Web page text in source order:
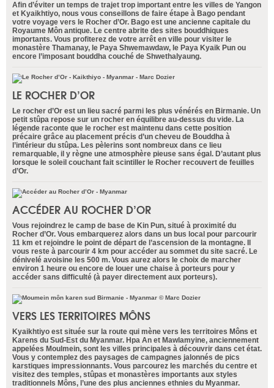
Afin d’éviter un temps de trajet trop important entre les villes de Yangon
et Kyaikhtiyo, nous vous conseillons de faire étape à Bago pendant
votre voyage vers le Rocher d’Or. Bago est une ancienne capitale du
Royaume Môn antique. Le centre abrite des sites bouddhiques
importants. Vous profiterez de votre arrêt en ville pour visiter le
monastère Thamanay, le Paya Shwemawdaw, le Paya Kyaik Pun ou
encore l’imposant bouddha couché de Shwethalyaung.
LE ROCHER D’OR
Le rocher d’Or est un lieu sacré parmi les plus vénérés en Birmanie. Un
petit stûpa repose sur un rocher en équilibre au-dessus du vide. La
légende raconte que le rocher est maintenu dans cette position
précaire grâce au placement précis d’un cheveu de Bouddha à
l’intérieur du stûpa. Les pèlerins sont nombreux dans ce lieu
remarquable, il y règne une atmosphère pieuse sans égal. D’autant plus
lorsque le soleil couchant fait scintiller le Rocher recouvert de feuilles
d’Or.
ACCÉDER AU ROCHER D’OR
Vous rejoindrez le camp de base de Kin Pun, situé à proximité du
Rocher d’Or. Vous embarquerez alors dans un bus local pour parcourir
11 km et rejoindre le point de départ de l’ascension de la montagne. Il
vous reste à parcourir 4 km pour accéder au sommet du site sacré. Le
dénivelé avoisine les 500 m. Vous aurez alors le choix de marcher
environ 1 heure ou encore de louer une chaise à porteurs pour y
accéder sans difficulté (à payer directement aux porteurs).
VERS LES TERRITOIRES MÔNS
Kyaikhtiyo est située sur la route qui mène vers les territoires Môns et
Karens du Sud-Est du Myanmar. Hpa An et Mawlamyine, anciennement
appelées Moulmein, sont les villes principales à découvrir dans cet état.
Vous y contemplez des paysages de campagnes jalonnés de pics
karstiques impressionnants. Vous parcourez les marchés du centre et
visitez des temples, stûpas et monastères importants aux styles
traditionnels Môns, l’une des plus anciennes ethnies du Myanmar.